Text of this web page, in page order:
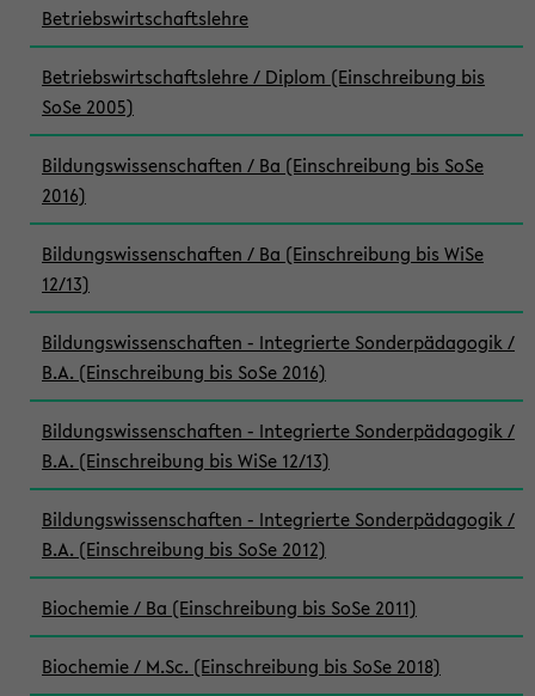
Betriebswirtschaftslehre
Betriebswirtschaftslehre / Diplom (Einschreibung bis
SoSe 2005)
Bildungswissenschaften / Ba (Einschreibung bis SoSe
2016)
Bildungswissenschaften / Ba (Einschreibung bis WiSe
12/13)
Bildungswissenschaften - Integrierte Sonderpädagogik /
B.A. (Einschreibung bis SoSe 2016)
Bildungswissenschaften - Integrierte Sonderpädagogik /
B.A. (Einschreibung bis WiSe 12/13)
Bildungswissenschaften - Integrierte Sonderpädagogik /
B.A. (Einschreibung bis SoSe 2012)
Biochemie / Ba (Einschreibung bis SoSe 2011)
Biochemie / M.Sc. (Einschreibung bis SoSe 2018)